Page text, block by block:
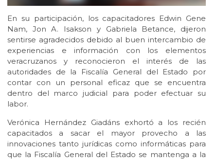
En su participación, los capacitadores Edwin Gene
Nam, Jon A. Isakson y Gabriela Betance, dijeron
sentirse agradecidos debido al buen intercambio de
experiencias e información con los elementos
veracruzanos y reconocieron el interés de las
autoridades de la Fiscalía General del Estado por
contar con un personal eficaz que se encuentra
dentro del marco judicial para poder efectuar su
labor.
Verónica Hernández Giadáns exhortó a los recién
capacitados a sacar el mayor provecho a las
innovaciones tanto jurídicas como informáticas para
que la Fiscalía General del Estado se mantenga a la